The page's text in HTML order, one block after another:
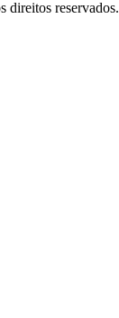
direitos reservados.